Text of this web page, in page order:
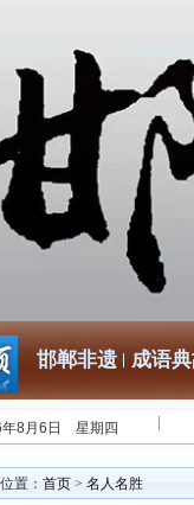
邯郸非遗 成语
年8月6日 星期四
置： 首页 > 名人名胜